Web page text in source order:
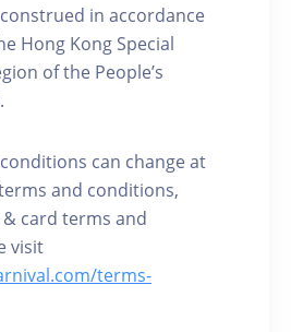
in accordance
Hong Kong Special
of the People’s
can change at
and conditions,
card terms and
visit
terms-